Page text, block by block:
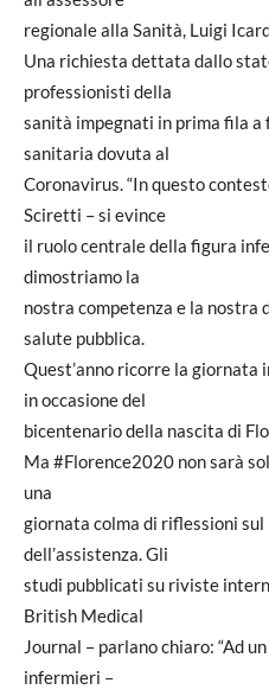
regionale alla Sanità, Luigi
Una richiesta dettata dallo
professionisti della
sanità impegnati in prima fila a
sanitaria dovuta al
Coronavirus. “In questo
Sciretti – si evince
il ruolo centrale della figura
dimostriamo la
nostra competenza e la nostra
salute pubblica.
Quest’anno ricorre la giornata
in occasione del
bicentenario della nascita di
Ma #Florence2020 non sarà
una
giornata colma di riflessioni
dell’assistenza. Gli
studi pubblicati su riviste
British Medical
Journal – parlano chiaro: “Ad
infermieri –